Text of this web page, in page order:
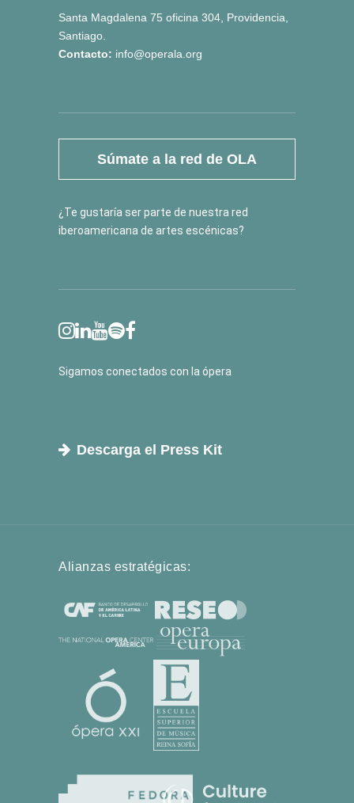
Santa Magdalena 75 oficina 304, Providencia,
Santiago.
Contacto: info@operala.org
Súmate a la red de OLA
¿Te gustaría ser parte de nuestra red
iberoamericana de artes escénicas?
Sigamos conectados con la ópera
Descarga el Press Kit
Alianzas estratégicas: